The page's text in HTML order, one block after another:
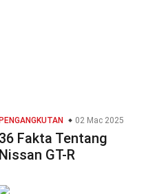
PENGANGKUTAN 02 Mac 2025
36 Fakta Tentang
Nissan GT-R